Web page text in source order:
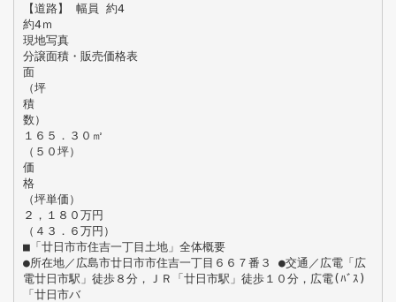
【道路】 幅員 約4
約4ｍ
現地写真
分譲面積・販売価格表
面
（坪
積
数）
１６５．３０㎡
（５０坪）
価
格
（坪単価）
２，１８０万円
（４３．６万円）
■「廿日市市住吉一丁目土地」全体概要
●所在地／広島市廿日市市住吉一丁目６６７番３ ●交通／広電「広
電廿日市駅」徒歩８分，ＪＲ「廿日市駅」徒歩１０分，広電(ﾊﾞｽ)
「廿日市バ